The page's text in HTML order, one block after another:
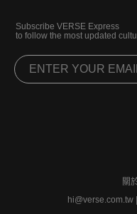
Subscribe VERSE Express
to follow the most updated
關
hi@verse.com.tw